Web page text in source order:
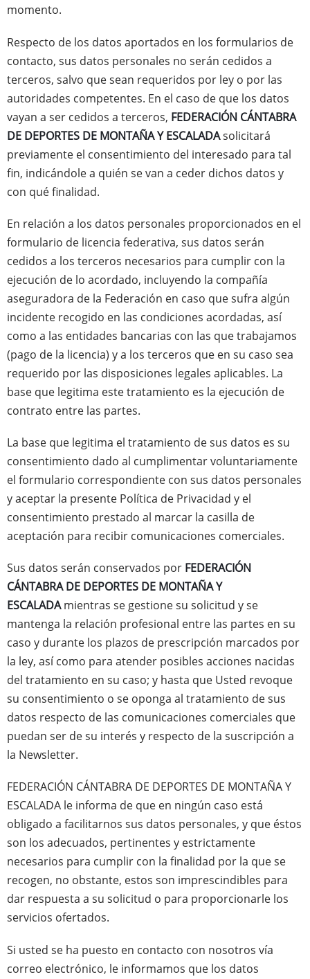
momento.
Respecto de los datos aportados en los formularios de
contacto, sus datos personales no serán cedidos a
terceros, salvo que sean requeridos por ley o por las
autoridades competentes. En el caso de que los datos
vayan a ser cedidos a terceros, FEDERACIÓN CÁNTABRA
DE DEPORTES DE MONTAÑA Y ESCALADAsolicitará
previamente el consentimiento del interesado para tal
fin, indicándole a quién se van a ceder dichos datos y
con qué finalidad.
En relación a los datos personales proporcionados en el
formulario de licencia federativa, sus datos serán
cedidos a los terceros necesarios para cumplir con la
ejecución de lo acordado, incluyendo la compañía
aseguradora de la Federación en caso que sufra algún
incidente recogido en las condiciones acordadas, así
como a las entidades bancarias con las que trabajamos
(pago de la licencia) y a los terceros que en su caso sea
requerido por las disposiciones legales aplicables. La
base que legitima este tratamiento es la ejecución de
contrato entre las partes.
La base que legitima el tratamiento de sus datos es su
consentimiento dado al cumplimentar voluntariamente
el formulario correspondiente con sus datos personales
y aceptar la presente Política de Privacidad y el
consentimiento prestado al marcar la casilla de
aceptación para recibir comunicaciones comerciales.
Sus datos serán conservados por FEDERACIÓN
CÁNTABRA DE DEPORTES DE MONTAÑA Y
ESCALADAmientras se gestione su solicitud y se
mantenga la relación profesional entre las partes en su
caso y durante los plazos de prescripción marcados por
la ley, así como para atender posibles acciones nacidas
del tratamiento en su caso; y hasta que Usted revoque
su consentimiento o se oponga al tratamiento de sus
datos respecto de las comunicaciones comerciales que
puedan ser de su interés y respecto de la suscripción a
la Newsletter.
FEDERACIÓN CÁNTABRA DE DEPORTES DE MONTAÑA Y
ESCALADA le informa de que en ningún caso está
obligado a facilitarnos sus datos personales, y que éstos
son los adecuados, pertinentes y estrictamente
necesarios para cumplir con la finalidad por la que se
recogen, no obstante, estos son imprescindibles para
dar respuesta a su solicitud o para proporcionarle los
servicios ofertados.
Si usted se ha puesto en contacto con nosotros vía
correo electrónico, le informamos que los datos